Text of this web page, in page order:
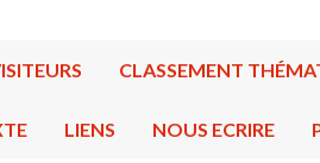
CLASSEMENT
LIENS NOUS ECRIRE